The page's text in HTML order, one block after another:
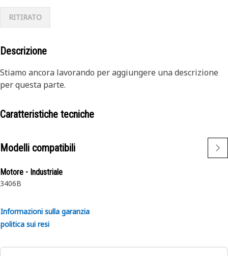
RITIRATO
Descrizione
Stiamo ancora lavorando per aggiungere una descrizione
per questa parte.
Caratteristiche tecniche
Modelli compatibili
Motore - Industriale
3406B
Informazioni sulla garanzia
politica sui resi